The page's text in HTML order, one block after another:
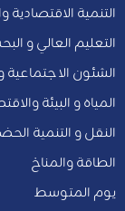
التنمية الاقتصادية
التعليم العالي و
الشئون الاجتماعية
المياه و البيئة
النقل و التنمية
الطاقة والمناخ
يوم المتوسط